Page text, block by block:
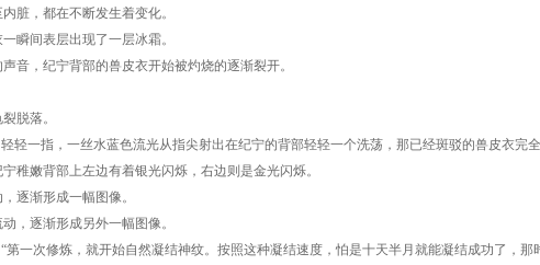
脏，都在不断发生着变化。
间表层出现了一层冰霜。
，纪宁背部的兽皮衣开始被灼烧的逐渐裂开。
脱落。
一指，一丝水蓝色流光从指尖射出在纪宁的背部轻轻一个洗荡，那已经斑驳的兽皮衣完
稚嫩背部上左边有着银光闪烁，右边则是金光闪烁。
渐形成一幅图像。
逐渐形成另外一幅图像。
一次修炼，就开始自然凝结神纹。按照这种凝结速度，怕是十天半月就能凝结成功了，那